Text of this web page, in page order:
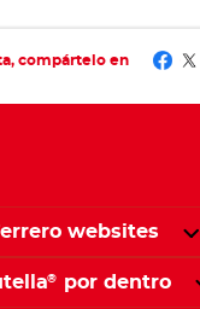
compártelo en
websites
® por dentro